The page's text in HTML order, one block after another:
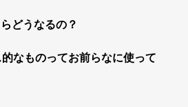
どうなるの？
なものってお前らなに使って